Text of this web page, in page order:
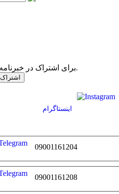
برای اشتراک در خبرنامه سایت ایمیل خود را وارد نمائید.
اينستاگرام
09001161204
09001161208